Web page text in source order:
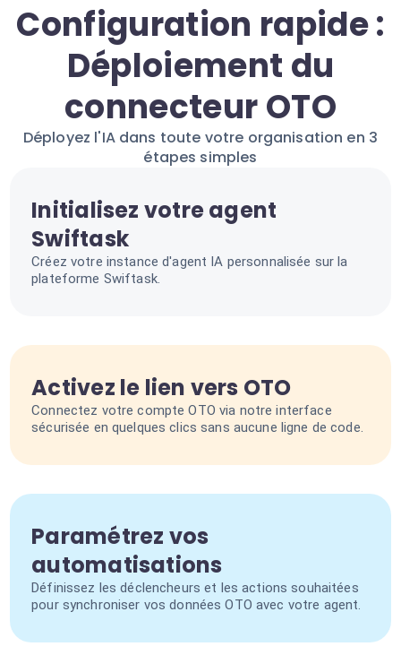
Configuration rapide :
Déploiement du
connecteur OTO
Déployez l'IA dans toute votre organisation en 3
étapes simples
Initialisez votre agent
Swiftask
Créez votre instance d'agent IA personnalisée sur la
plateforme Swiftask.
Activez le lien vers OTO
Connectez votre compte OTO via notre interface
sécurisée en quelques clics sans aucune ligne de code.
Paramétrez vos
automatisations
Définissez les déclencheurs et les actions souhaitées
pour synchroniser vos données OTO avec votre agent.